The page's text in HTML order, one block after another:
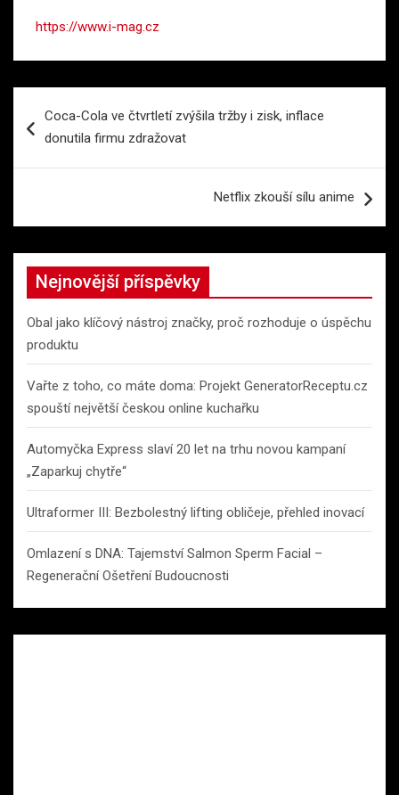
https://www.i-mag.cz
proCoca-Cola ve čtvrtletí zvýšila tržby i zisk, inflace
donutila firmu zdražovat
Netflix zkouší sílu anime
Nejnovější příspěvky
Obal jako klíčový nástroj značky, proč rozhoduje o úspěchu
produktu
Vařte z toho, co máte doma: Projekt GeneratorReceptu.cz
spouští největší českou online kuchařku
Automyčka Express slaví 20 let na trhu novou kampaní
„Zaparkuj chytře“
Ultraformer III: Bezbolestný lifting obličeje, přehled inovací
Omlazení s DNA: Tajemství Salmon Sperm Facial –
Regenerační Ošetření Budoucnosti